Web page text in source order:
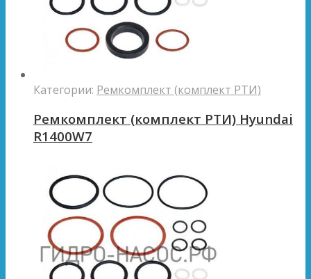
Категории: Ремкомплект (комплект РТИ)
Ремкомплект (комплект РТИ) Hyundai
R1400W7